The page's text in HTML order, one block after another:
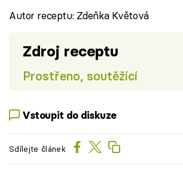
Autor receptu: Zdeňka Květová
Zdroj receptu
Prostřeno, soutěžící
Vstoupit do diskuze
Sdílejte článek